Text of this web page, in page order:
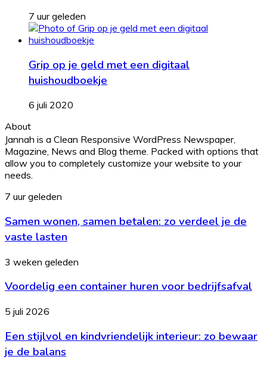
7 uur geleden
Grip op je geld met een digitaal
huishoudboekje
6 juli 2020
About
Jannah is a Clean Responsive WordPress Newspaper,
Magazine, News and Blog theme. Packed with options that
allow you to completely customize your website to your
needs.
Samen
samen
betalen:
zo
je
de
vaste
7 uur geleden
Samen wonen, samen betalen: zo verdeel je de
vaste lasten
Voordelig
container
voor
bedrijfsafval
3 weken geleden
Voordelig een container huren voor bedrijfsafval
Een
en
kindvriendelijk
interieur:
5 juli 2026
Een stijlvol en kindvriendelijk interieur: zo bewaar
je de balans